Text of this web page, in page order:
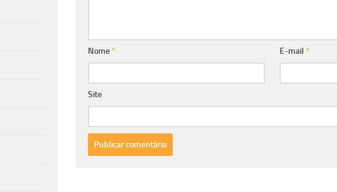
Nome* E-mail*
Site